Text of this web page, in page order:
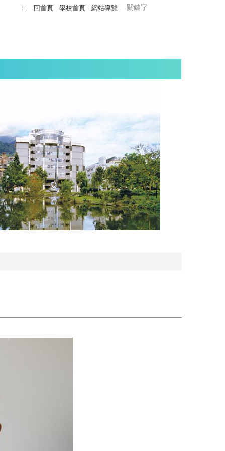
::: 回首頁 學校首頁 網站導覽